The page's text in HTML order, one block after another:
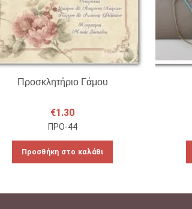
Προσκλητήριο Γάμου
€1.30
ΠΡΟ-44
Προσθήκη στο καλάθι